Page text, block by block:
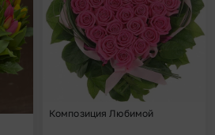
Композиция Любимой